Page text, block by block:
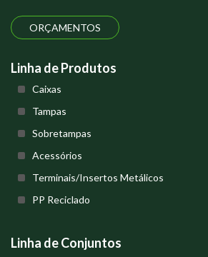
ORÇAMENTOS
Linha de Produtos
Caixas
Tampas
Sobretampas
Acessórios
Terminais/Insertos Metálicos
PP Reciclado
Linha de Conjuntos